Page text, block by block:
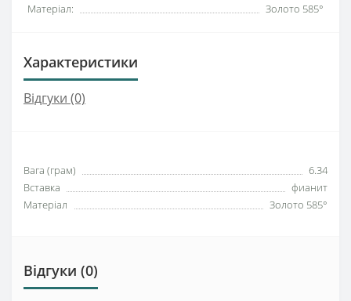
Матеріал:
Золото 585°
Характеристики
Відгуки (0)
Вага (грам)
6.34
Вставка
фианит
Матеріал
Золото 585°
Відгуки (0)